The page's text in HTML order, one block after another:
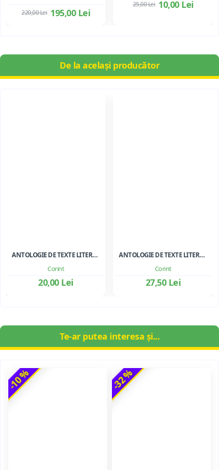
195,00 Lei
220,00 Lei
10,00 Lei
25,00 Lei
De la același producător
Corint
ANTOLOGIE DE TEXTE LITERARE PENTRU CLASA A III-A
20,00 Lei
Corint
ANTOLOGIE DE TEXTE LITERARE PENTRU CLS. I-II
27,50 Lei
Te-ar putea interesa și...
-10 % -32 %